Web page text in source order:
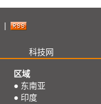
科技网
区域
● 东南亚
● 印度